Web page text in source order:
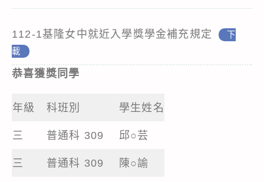
112-1基隆女中就近入學獎學金補充規定
下
載
恭喜獲獎同學
年級 科班別 學生姓名
三 普通科 309 邱○芸
三 普通科 309 陳○諭